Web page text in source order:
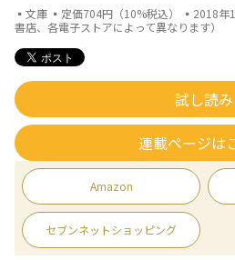
▪文庫 ▪定価704円（10%税込） ▪2018年
書店、各電子ストアによって異なります）
試し読み
連載ページは
Amazon
セブンネットショッピング